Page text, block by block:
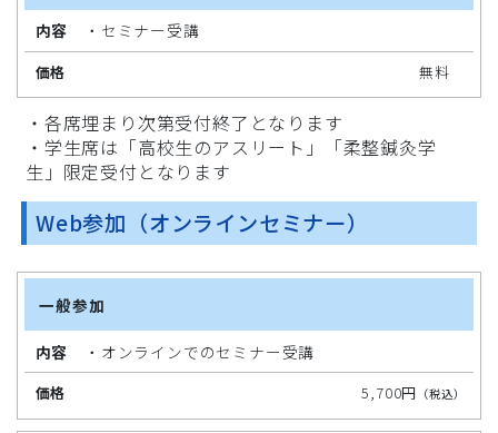
・セミナー受講
無料
・各席埋まり次第受付終了となります
・学生席は「高校生のアスリート」「柔整鍼灸学
生」限定受付となります
Web参加（オンラインセミナー）
容
価
格
一般参加
・オンラインでのセミナー受講
5,700円 （税込）